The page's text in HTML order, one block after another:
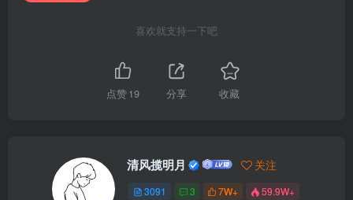
喜欢就支持一下吧
点赞19 分享 收藏
清风揽明月 关注
3091 3 7W+ 59.9W+